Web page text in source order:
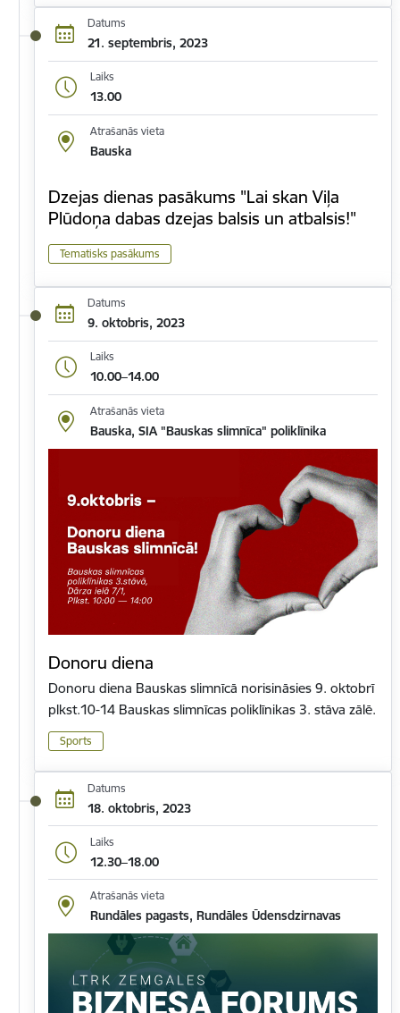
Datums
21. septembris, 2023
Laiks
13.00
Atrašanās vieta
Bauska
Dzejas dienas pasākums "Lai skan Viļa
Plūdoņa dabas dzejas balsis un atbalsis!"
Tematisks pasākums
Datums
9. oktobris, 2023
Laiks
10.00–14.00
Atrašanās vieta
Bauska, SIA "Bauskas slimnīca" poliklīnika
Donoru diena
Donoru diena Bauskas slimnīcā norisināsies 9. oktobrī
plkst.10-14 Bauskas slimnīcas poliklīnikas 3. stāva zālē.
Sports
Datums
18. oktobris, 2023
Laiks
12.30–18.00
Atrašanās vieta
Rundāles pagasts, Rundāles Ūdensdzirnavas